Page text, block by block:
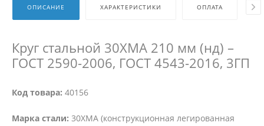
ОПИСАНИЕ ХАРАКТЕРИСТИКИ ОПЛАТА
Круг стальной 30ХМА 210 мм (нд) –
ГОСТ 2590-2006, ГОСТ 4543-2016, 3ГП
Код товара: 40156
Марка стали: 30ХМА (конструкционная легированная